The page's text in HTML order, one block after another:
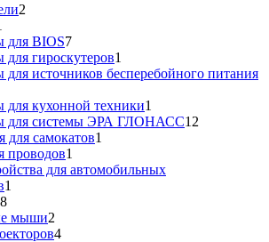
2
товар
для BIOS77
товаров
гироскутеров1
товар
источников бесперебойного питания
для кухонной техники1
товар
для системы ЭРА ГЛОНАСС12
для самокатов1
проводов1
товар
для автомобильных
1
88
товаров
мыши2
товара
44